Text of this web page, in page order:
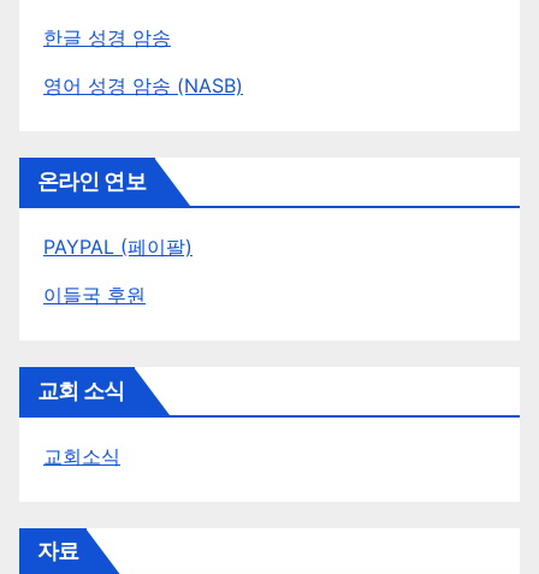
한글 성경 암송
영어 성경 암송 (NASB)
온라인 연보
PAYPAL (페이팔)
이들국 후원
교회 소식
교회소식
자료